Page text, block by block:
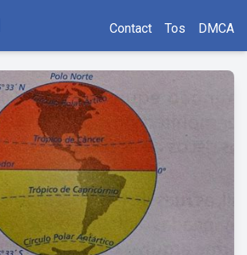
Contact Tos DMCA